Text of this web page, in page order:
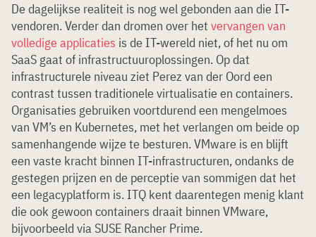
De dagelijkse realiteit is nog wel gebonden aan die IT-
vendoren. Verder dan dromen over het vervangen van
volledige applicaties is de IT-wereld niet, of het nu om
SaaS gaat of infrastructuuroplossingen. Op dat
infrastructurele niveau ziet Perez van der Oord een
contrast tussen traditionele virtualisatie en containers.
Organisaties gebruiken voortdurend een mengelmoes
van VM’s en Kubernetes, met het verlangen om beide op
samenhangende wijze te besturen. VMware is en blijft
een vaste kracht binnen IT-infrastructuren, ondanks de
gestegen prijzen en de perceptie van sommigen dat het
een legacyplatform is. ITQ kent daarentegen menig klant
die ook gewoon containers draait binnen VMware,
bijvoorbeeld via SUSE Rancher Prime.